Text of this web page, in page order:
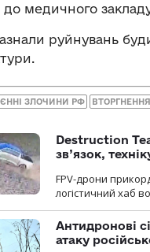
медичного
руйнувань
ЗЛОЧИНИ РФ
Destruction
зв’язок,
FPV-дрони
логістичний хаб
Антидронові
атаку